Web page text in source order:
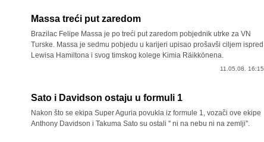
Massa treći put zaredom
Brazilac Felipe Massa je po treći put zaredom pobjednik utrke za VN
Turske. Massa je sedmu pobjedu u karijeri upisao prošavši ciljem ispred
Lewisa Hamiltona i svog timskog kolege Kimia Räikkönena.
11.05.08. 16:15
Sato i Davidson ostaju u formuli 1
Nakon što se ekipa Super Aguria povukla iz formule 1, vozači ove ekipe
Anthony Davidson i Takuma Sato su ostali '' ni na nebu ni na zemlji''.